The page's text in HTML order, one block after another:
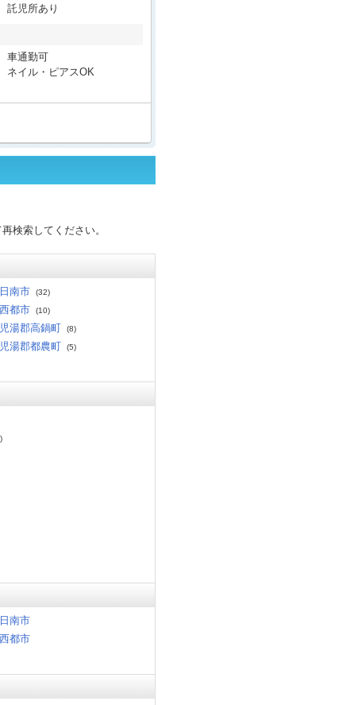
託児所あり
車通勤可
ネイル・ピアスOK
検索してください。
日南市 (32)
西都市 (10)
児湯郡高鍋町 (8)
児湯郡都農町 (5)
日南市
西都市